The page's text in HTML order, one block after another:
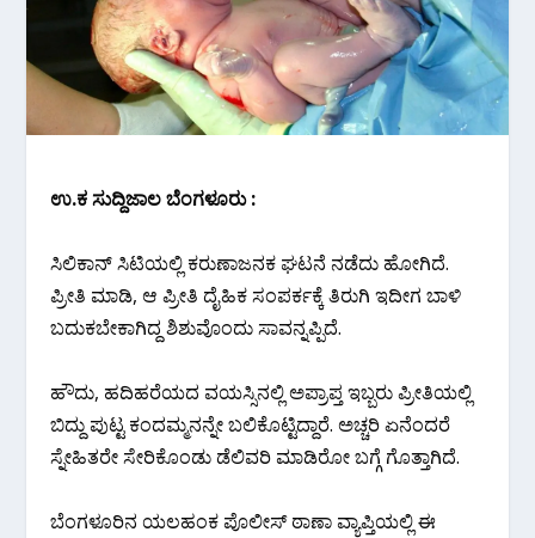
ಉ.ಕ ಸುದ್ದಿಜಾಲ ಬೆಂಗಳೂರು :
ಸಿಲಿಕಾನ್ ಸಿಟಿಯಲ್ಲಿ ಕರುಣಾಜನಕ ಘಟನೆ ನಡೆದು ಹೋಗಿದೆ.
ಪ್ರೀತಿ ಮಾಡಿ, ಆ ಪ್ರೀತಿ ದೈಹಿಕ ಸಂಪರ್ಕಕ್ಕೆ ತಿರುಗಿ ಇದೀಗ ಬಾಳಿ
ಬದುಕಬೇಕಾಗಿದ್ದ ಶಿಶುವೊಂದು ಸಾವನ್ನಪ್ಪಿದೆ.
ಹೌದು, ಹದಿಹರೆಯದ ವಯಸ್ಸಿನಲ್ಲಿ ಅಪ್ರಾಪ್ತ ಇಬ್ಬರು ಪ್ರೀತಿಯಲ್ಲಿ
ಬಿದ್ದು ಪುಟ್ಟ ಕಂದಮ್ಮನನ್ನೇ ಬಲಿಕೊಟ್ಟಿದ್ದಾರೆ. ಅಚ್ಚರಿ ಏನೆಂದರೆ
ಸ್ನೇಹಿತರೇ ಸೇರಿಕೊಂಡು ಡೆಲಿವರಿ ಮಾಡಿರೋ ಬಗ್ಗೆ ಗೊತ್ತಾಗಿದೆ.
ಬೆಂಗಳೂರಿನ ಯಲಹಂಕ ಪೊಲೀಸ್ ಠಾಣಾ ವ್ಯಾಪ್ತಿಯಲ್ಲಿ ಈ